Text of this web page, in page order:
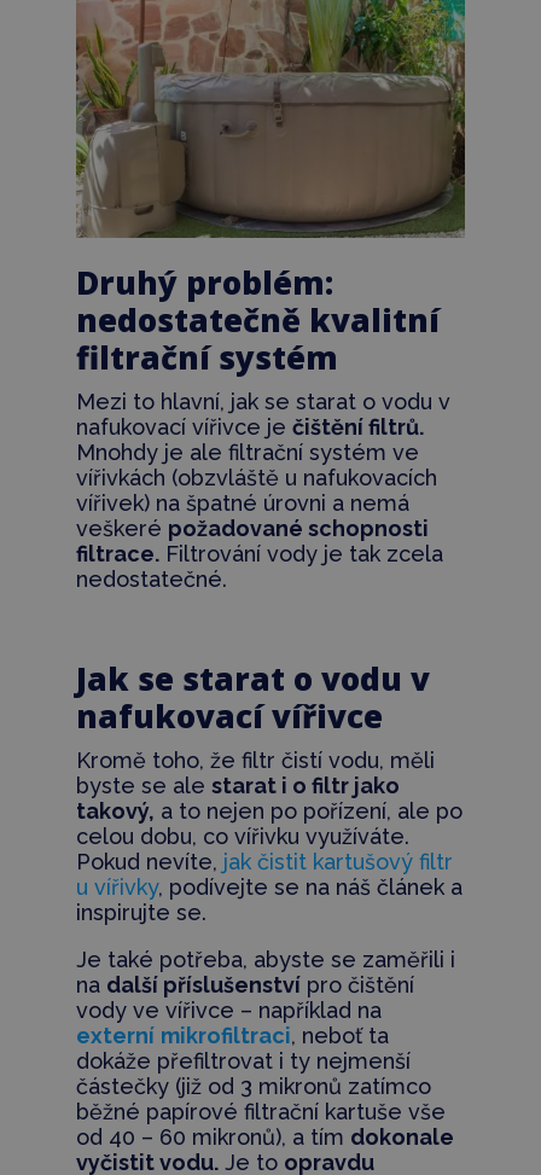
Druhý problém:
nedostatečně kvalitní
filtrační systém
Mezi to hlavní, jak se starat o vodu v
nafukovací vířivce je čištění filtrů.
Mnohdy je ale filtrační systém ve
vířivkách (obzvláště u nafukovacích
vířivek) na špatné úrovni a nemá
veškeré požadované schopnosti
filtrace.Filtrování vody je tak zcela
nedostatečné.
Jak se starat o vodu v
nafukovací vířivce
Kromě toho, že filtr čistí vodu, měli
byste se ale starat i o filtr jako
takový, a to nejen po pořízení, ale po
celou dobu, co vířivku využíváte.
Pokud nevíte, jak čistit kartušový filtr
u vířivky, podívejte se na náš článek a
inspirujte se.
Je také potřeba, abyste se zaměřili i
na další příslušenstvípro čištění
vody ve vířivce – například na
externí mikrofiltraci, neboť ta
dokáže přefiltrovat i ty nejmenší
částečky (již od 3 mikronů zatímco
běžné papírové filtrační kartuše vše
od 40 – 60 mikronů), a tím dokonale
vyčistit vodu.Je to opravdu